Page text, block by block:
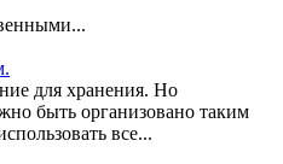
для хранения. Но
быть организовано таким
все...